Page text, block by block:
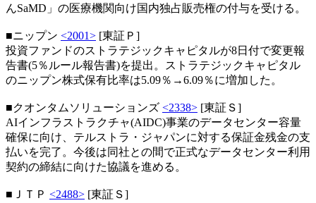
んSaMD」の医療機関向け国内独占販売権の付与を受ける。
■ニップン <2001> [東証Ｐ]
投資ファンドのストラテジックキャピタルが8日付で変更報
告書(5％ルール報告書)を提出。ストラテジックキャピタル
のニップン株式保有比率は5.09％→6.09％に増加した。
■クオンタムソリューションズ <2338> [東証Ｓ]
AIインフラストラクチャ(AIDC)事業のデータセンター容量
確保に向け、テルストラ・ジャパンに対する保証金残金の支
払いを完了。今後は同社との間で正式なデータセンター利用
契約の締結に向けた協議を進める。
■ＪＴＰ <2488> [東証Ｓ]